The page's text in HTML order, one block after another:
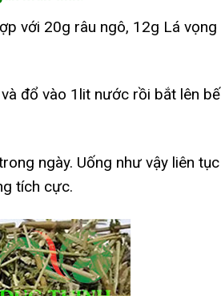
với 20g râu ngô, 12g Lá vọng
đổ vào 1lit nước rồi bắt lên
ngày. Uống như vậy liên tục
tích cực.